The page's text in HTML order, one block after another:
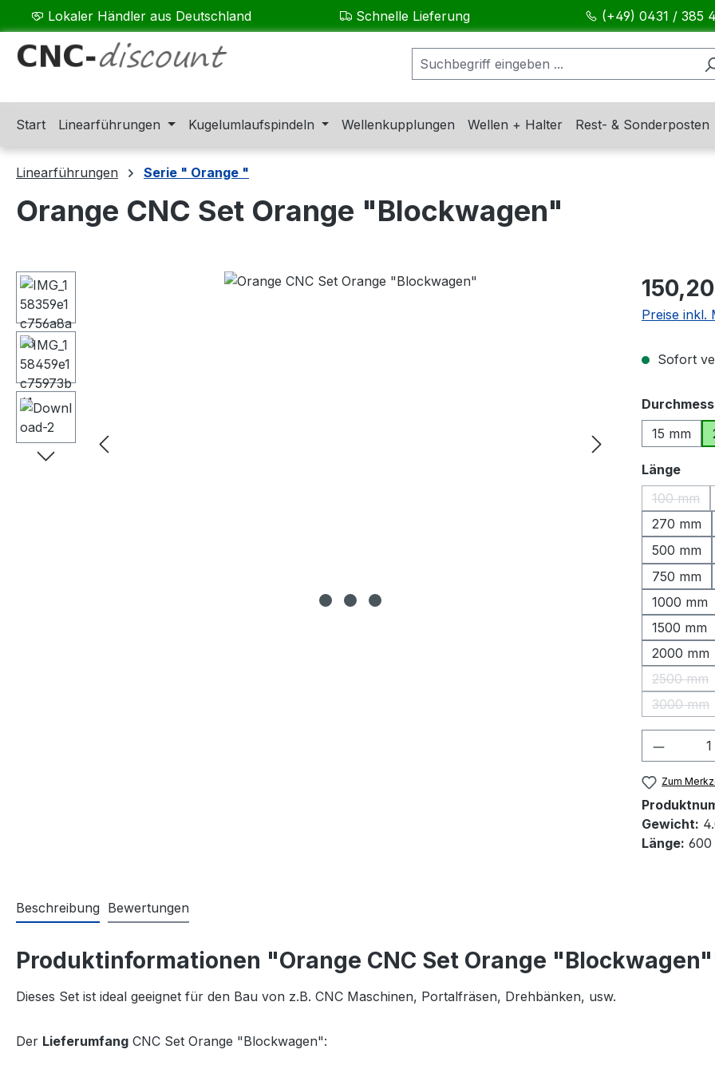
Hauptinhalt springen
Zur Suche springen
Zur Hauptnavigation springen
Lokaler Händler aus Deutschland Schnelle Lieferung (+49) 0431 / 385
Start Linearführungen Kugelumlaufspindeln Wellenkupplungen Wellen + Halter Rest- & Sonderposten
Linearführungen Serie " Orange "
Orange CNC Set Orange "Blockwagen"
Bildergalerie überspringen Regulärer
Preise inkl.
Sofort
15 mm
Länge
100 mm
(Diese
270 mm
500 mm
750 mm
1000 mm
1500 mm
2000 mm
2500 mm
3000 mm
Zum
Gewicht:
Länge: 600
Beschreibung Bewertungen
Produktinformationen "Orange CNC Set Orange
Dieses Set ist ideal geeignet für den Bau von z.B. CNC Maschinen, Portalfräsen, Drehbänken, usw.
Der Lieferumfang CNC Set Orange "Blockwagen":